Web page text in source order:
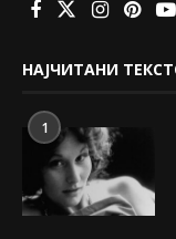
НАЈЧИТАНИ
1